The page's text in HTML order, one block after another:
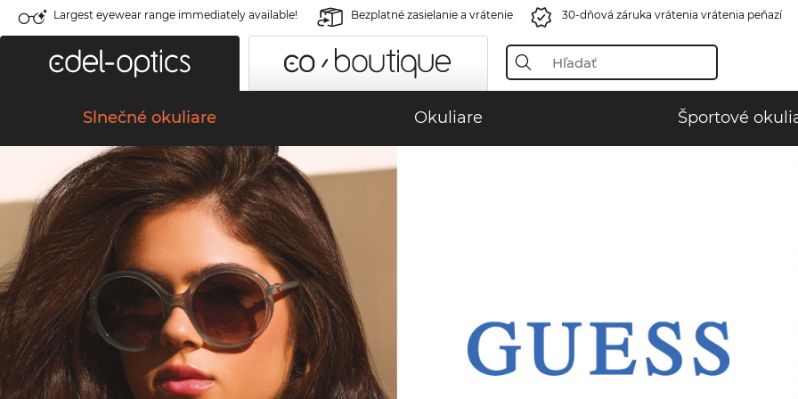
Largest eyewear range immediately available! Bezplatné zasielanie a vrátenie 30-dňová záruka vrátenia vrátenia peňazí
Slnečné okuliare Okuliare Športové